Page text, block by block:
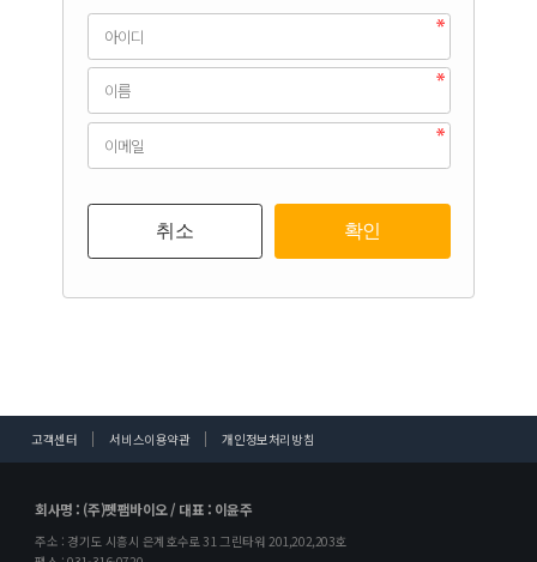
취소 확인
고객센터 서비스이용약관 개인정보처리방침
회사명 : (주)펫팸바이오 / 대표 : 이윤주
주소 : 경기도 시흥시 은계호수로 31 그린타워 201,202,203호